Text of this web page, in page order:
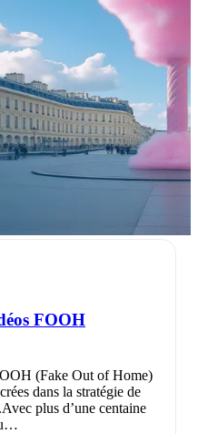
FOOH
(Fake Out of Home)
dans la stratégie de
plus d’une centaine